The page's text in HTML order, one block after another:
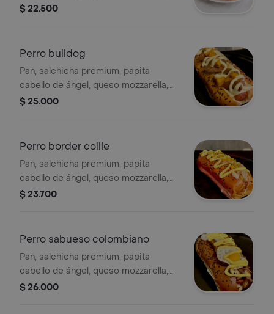
cebolla caramelizada en coca cola,
$ 22.500
Perro bulldog
Pan, salchicha premium, papita
cabello de ángel, queso mozzarella,
trozos de chicharron, plátano maduro
$ 25.000
Perro border collie
Pan, salchicha premium, papita
cabello de ángel, queso mozzarella,
pollo desmechado con salsa de
$ 23.700
Perro sabueso colombiano
Pan, salchicha premium, papita
cabello de ángel, queso mozzarella,
carne de res desmechada con hogao,
$ 26.000